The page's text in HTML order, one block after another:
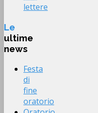
lettere
Le
ultime
news
Festa
di
fine
oratorio